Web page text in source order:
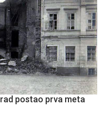
postao prva meta